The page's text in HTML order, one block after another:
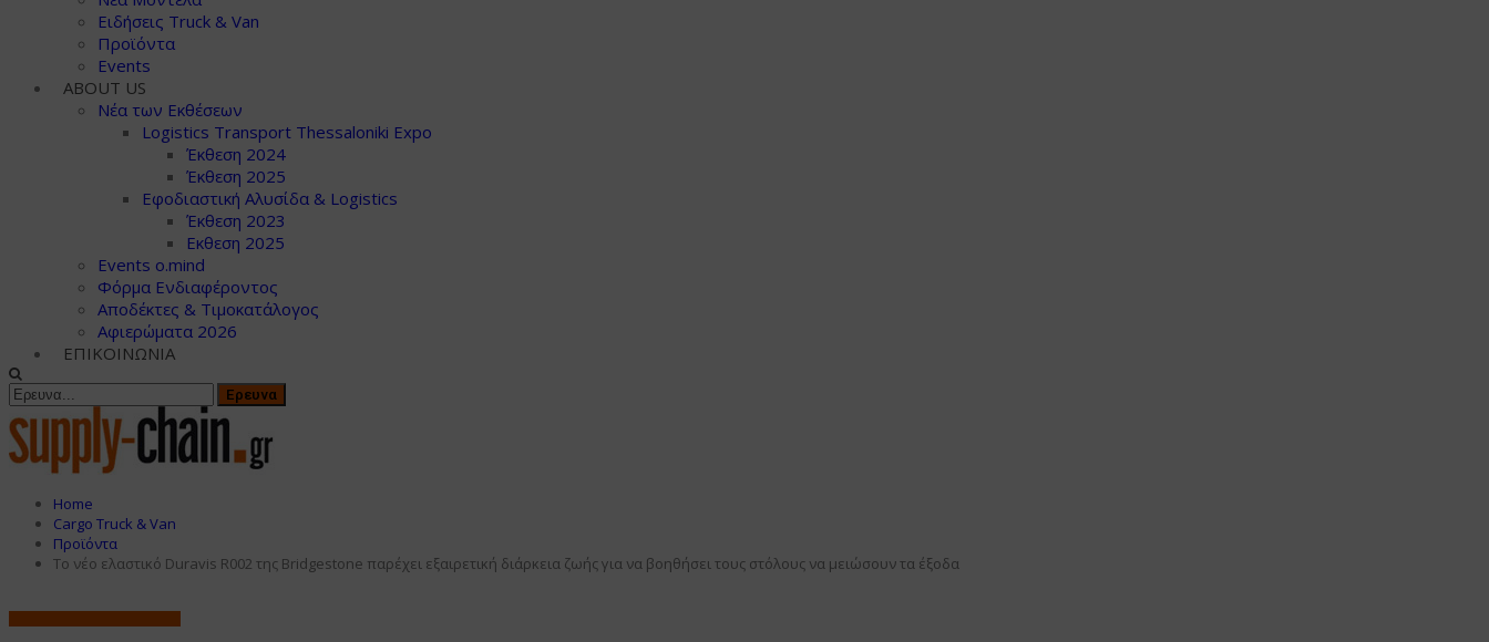
Ειδήσεις Truck & Van
Προϊόντα
Events
ABOUT US
Νέα των Εκθέσεων
Logistics Transport Thessaloniki Expo
Έκθεση 2024
Έκθεση 2025
Εφοδιαστική Αλυσίδα & Logistics
Έκθεση 2023
Εκθεση 2025
Events o.mind
Φόρμα Ενδιαφέροντος
Αποδέκτες & Τιμοκατάλογος
Αφιερώματα 2026
ΕΠΙΚΟΙΝΩΝΙΑ
Home
Cargo Truck & Van
Προϊόντα
Το νέο ελαστικό Duravis R002 της Bridgestone παρέχει εξαιρετική διάρκεια ζωής για να βοηθήσει τους στόλους να μειώσουν τα έξοδα